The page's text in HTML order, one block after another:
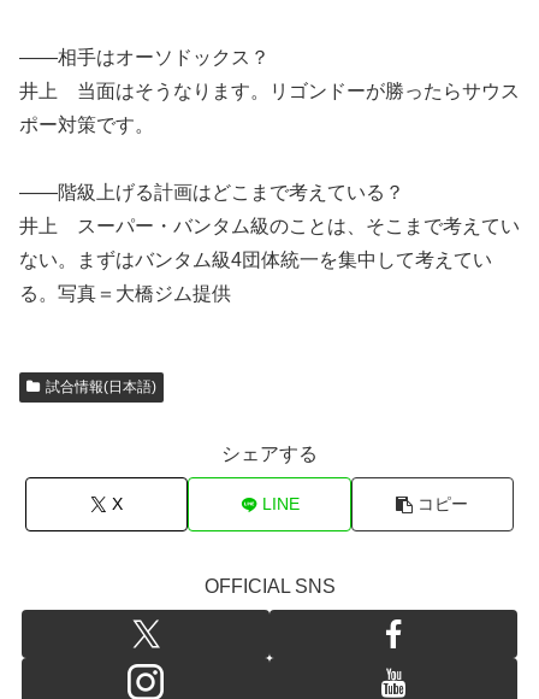
――相手はオーソドックス？
井上 当面はそうなります。リゴンドーが勝ったらサウス
ポー対策です。
――階級上げる計画はどこまで考えている？
井上 スーパー・バンタム級のことは、そこまで考えてい
ない。まずはバンタム級4団体統一を集中して考えてい
る。写真＝大橋ジム提供
試合情報(日本語)
シェアする
X LINE コピー
OFFICIAL SNS